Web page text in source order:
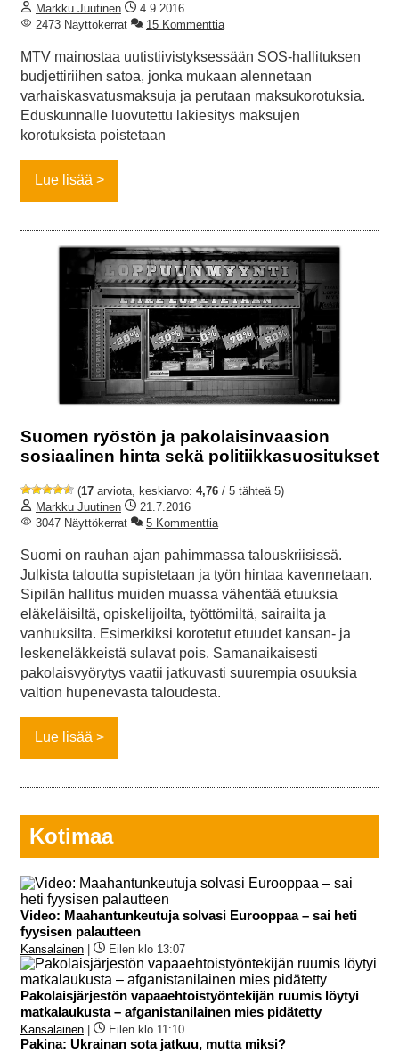
Markku Juutinen
4.9.2016
2473 Näyttökerrat
15 Kommenttia
MTV mainostaa uutistiivistyksessään SOS-hallituksen
budjettiriihen satoa, jonka mukaan alennetaan
varhaiskasvatusmaksuja ja perutaan maksukorotuksia.
Eduskunnalle luovutettu lakiesitys maksujen
korotuksista poistetaan
Lue lisää
Suomen ryöstön ja pakolaisinvaasion
sosiaalinen hinta sekä politiikkasuositukset
(17 arviota, keskiarvo: 4,76 / 5 tähteä 5)
Markku Juutinen
21.7.2016
3047 Näyttökerrat
5 Kommenttia
Suomi on rauhan ajan pahimmassa talouskriisissä.
Julkista taloutta supistetaan ja työn hintaa kavennetaan.
Sipilän hallitus muiden muassa vähentää etuuksia
eläkeläisiltä, opiskelijoilta, työttömiltä, sairailta ja
vanhuksilta. Esimerkiksi korotetut etuudet kansan- ja
leskeneläkkeistä sulavat pois. Samanaikaisesti
pakolaisvyörytys vaatii jatkuvasti suurempia osuuksia
valtion hupenevasta taloudesta.
Lue lisää
Kotimaa
Video: Maahantunkeutuja solvasi Eurooppaa – sai heti
fyysisen palautteen
Kansalainen Eilen klo 13:07
Pakolaisjärjestön vapaaehtoistyöntekijän ruumis löytyi
matkalaukusta – afganistanilainen mies pidätetty
Kansalainen Eilen klo 11:10
Pakina: Ukrainan sota jatkuu, mutta miksi?